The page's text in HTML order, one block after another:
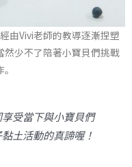
由Vivi老師的教導逐漸捏塑
然少不了陪著小寶貝們挑戰
受當下與小寶貝們
土活動的真諦喔！